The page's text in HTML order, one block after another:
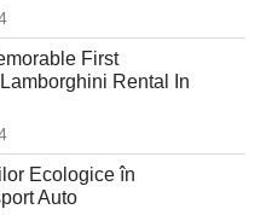
First
Rental In
Ecologice în
Auto